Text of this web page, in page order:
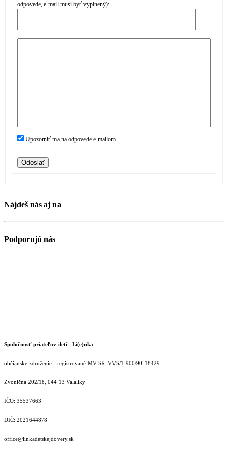
odpovede, e-mail musí byť vyplnený):
Upozorniť ma na odpovede e-mailom.
Odoslať
Nájdeš nás aj na
Podporujú nás
Spoločnosť priateľov detí - Li(e)nka
občianske združenie - registrované MV SR: VVS/1-900/90-18429
Zvoničná 202/18, 044 13 Valaliky
IČO: 35537663
DIČ: 2021644878
office@linkadetskejdovery.sk